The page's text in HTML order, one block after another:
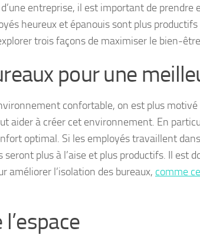
entreprise, il est important de
heureux et épanouis sont plus
trois façons de maximiser le bien-
pour une
confortable, on est plus
aider à créer cet environnement. En
optimal. Si les employés travaillent
plus à l’aise et plus productifs. Il est
améliorer l’isolation des bureaux, comme